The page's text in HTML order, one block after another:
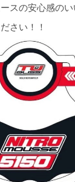
スの安心感のい
さい！！